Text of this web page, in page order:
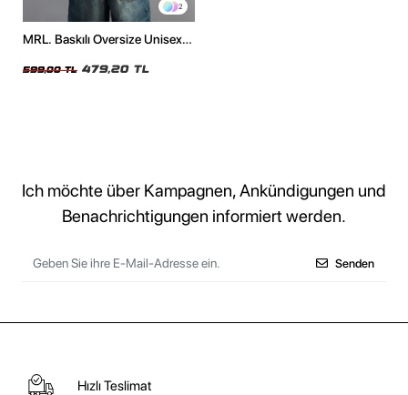
2
MRL. Baskılı Oversize Unisex
599,00 TL 479,20 TL
Ich möchte über Kampagnen, Ankündigungen und
Benachrichtigungen informiert werden.
Senden
Hızlı Teslimat